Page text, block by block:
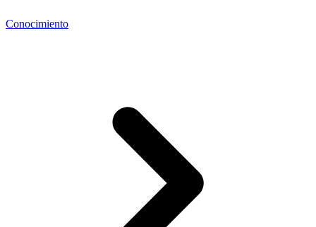
Conocimiento